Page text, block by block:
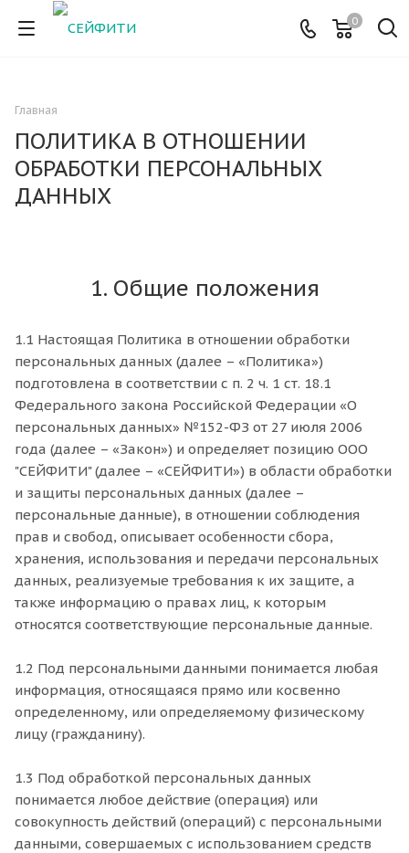
0
Главная
ПОЛИТИКА В ОТНОШЕНИИ
ОБРАБОТКИ ПЕРСОНАЛЬНЫХ
ДАННЫХ
1. Общие положения
1.1 Настоящая Политика в отношении обработки
персональных данных (далее – «Политика»)
подготовлена в соответствии с п. 2 ч. 1 ст. 18.1
Федерального закона Российской Федерации «О
персональных данных» №152-ФЗ от 27 июля 2006
года (далее – «Закон») и определяет позицию ООО
"СЕЙФИТИ" (далее – «СЕЙФИТИ») в области обработки
и защиты персональных данных (далее –
персональные данные), в отношении соблюдения
прав и свобод, описывает особенности сбора,
хранения, использования и передачи персональных
данных, реализуемые требования к их защите, а
также информацию о правах лиц, к которым
относятся соответствующие персональные данные.
1.2 Под персональными данными понимается любая
информация, относящаяся прямо или косвенно
определенному, или определяемому физическому
лицу (гражданину).
1.3 Под обработкой персональных данных
понимается любое действие (операция) или
совокупность действий (операций) с персональными
данными, совершаемых с использованием средств